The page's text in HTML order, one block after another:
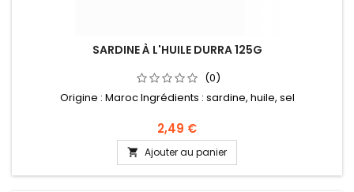
SARDINE À L'HUILE DURRA 125G
(0)
Origine : Maroc Ingrédients : sardine, huile, sel
2,49 €
 Ajouter au panier